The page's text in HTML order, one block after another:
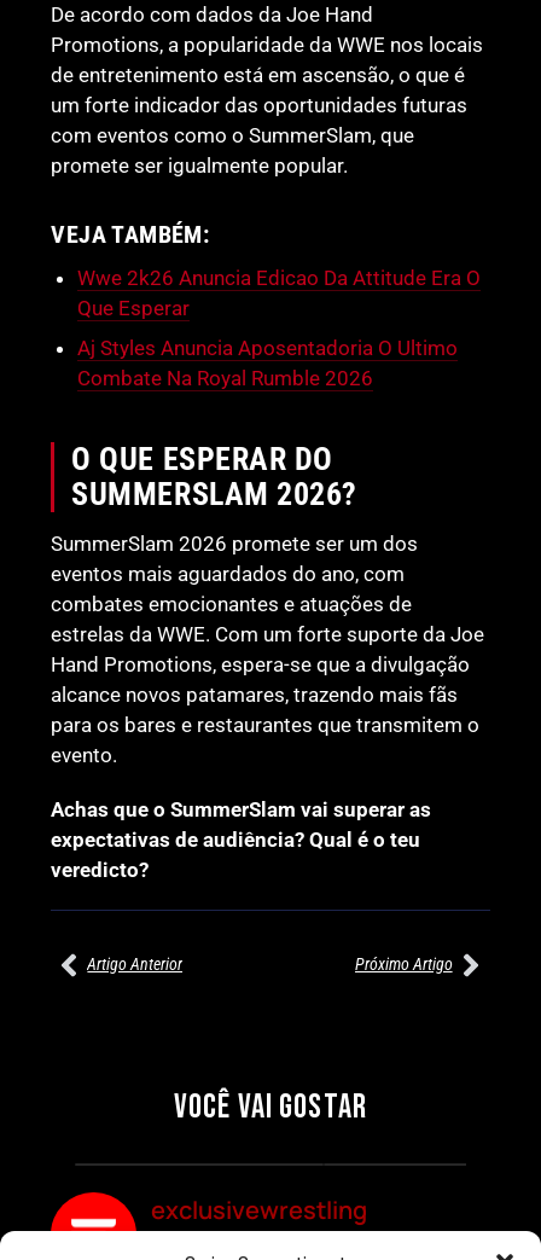
De acordo com dados da Joe Hand
Promotions, a popularidade da WWE nos locais
de entretenimento está em ascensão, o que é
um forte indicador das oportunidades futuras
com eventos como o SummerSlam, que
promete ser igualmente popular.
VEJA TAMBÉM:
Wwe 2k26 Anuncia Edicao Da Attitude Era O
Que Esperar
Aj Styles Anuncia Aposentadoria O Ultimo
Combate Na Royal Rumble 2026
O QUE ESPERAR DO
SUMMERSLAM 2026?
SummerSlam 2026 promete ser um dos
eventos mais aguardados do ano, com
combates emocionantes e atuações de
estrelas da WWE. Com um forte suporte da Joe
Hand Promotions, espera-se que a divulgação
alcance novos patamares, trazendo mais fãs
para os bares e restaurantes que transmitem o
evento.
Achas que o SummerSlam vai superar as
expectativas de audiência? Qual é o teu
veredicto?
Artigo Anterior Próximo Artigo
VOCÊ VAI GOSTAR
SEGMENTOS A NÃO PERDER
Por exclusivewrestling
MUNDIAL FEMININO NA AEW
REDEMPTION
Por exclusivewrestling
exclusivewrestling